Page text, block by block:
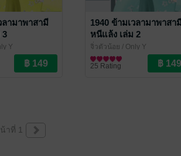
ลามาพาสามี
3
Y
ณ
1940 ข้ามเวลามาพาสามี
หนีแล้ง เล่ม 2
จิ่วตัวน้อย / Only Y
นิยายรักจีนโบราณ
25 Rating
าที่ 1